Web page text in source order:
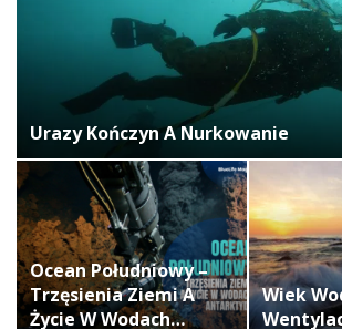
Urazy Kończyn A Nurkowanie
Ocean Południowy –
Trzęsienia Ziemi A
Życie W Wodach…
Wiek